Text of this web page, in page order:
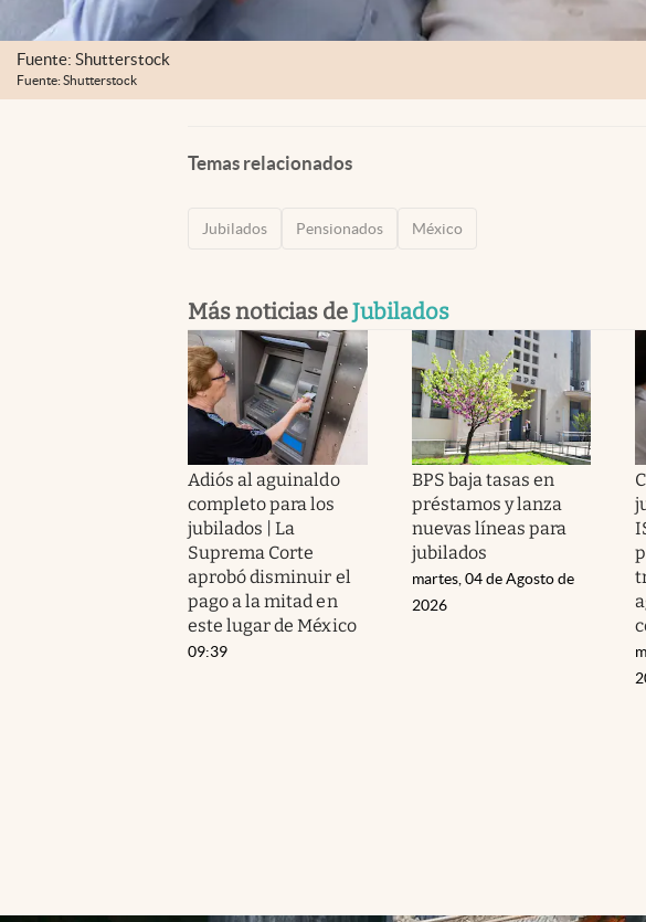
Fuente: Shutterstock
Fuente: Shutterstock
Temas relacionados
Jubilados Pensionados México
Más noticias deJubilados
Adiós al aguinaldo
completo para los
jubilados | La
Suprema Corte
aprobó disminuir el
pago a la mitad en
este lugar de México
09:39
BPS baja tasas en
préstamos y lanza
nuevas líneas para
jubilados
martes, 04 de Agosto de
2026